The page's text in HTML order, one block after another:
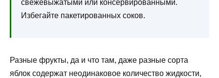
свежевыжатыми или консервированными.
Избегайте пакетированных соков.
Разные фрукты, да и что там, даже разные сорта
яблок содержат неодинаковое количество жидкости,